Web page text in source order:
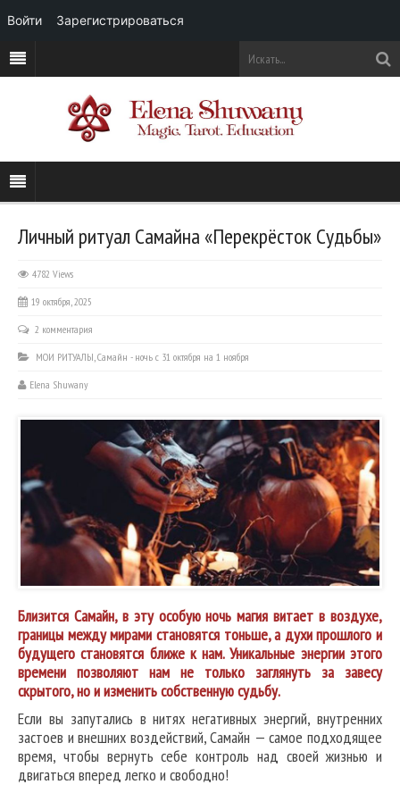
Личный ритуал Самайна «Перекрёсток Судьбы»
4782 Views
19 октября, 2025
2 комментария
МОИ РИТУАЛЫ,Самайн - ночь с 31 октября на 1 ноября
Elena Shuwany
Близится Самайн, в эту особую ночь магия витает в воздухе,
границы между мирами становятся тоньше, а духи прошлого и
будущего становятся ближе к нам. Уникальные энергии этого
времени позволяют нам не только заглянуть за завесу
скрытого, но и изменить собственную судьбу.
Если вы запутались в нитях негативных энергий, внутренних
застоев и внешних воздействий, Самайн — самое подходящее
время, чтобы вернуть себе контроль над своей жизнью и
двигаться вперед легко и свободно!
Войти Зарегистрироваться